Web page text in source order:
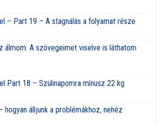
– Part 19 – A stagnálás a folyamat része
álmom: A szövegeimet viselve is láthatom
Part 18 – Szülinapomra mínusz 22 kg
hogyan álljunk a problémákhoz, nehéz